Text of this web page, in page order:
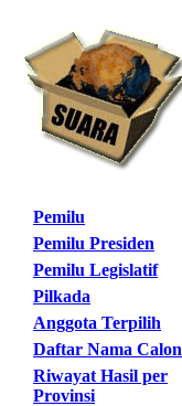
Pemilu
Pemilu Presiden
Pemilu Legislatif
Pilkada
Anggota Terpilih
Daftar Nama Calon
Riwayat Hasil per
Provinsi